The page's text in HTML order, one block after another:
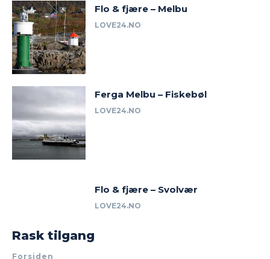
Flo & fjære – Melbu
LOVE24.NO
Ferga Melbu – Fiskebøl
LOVE24.NO
Flo & fjære – Svolvær
LOVE24.NO
Rask tilgang
Forsiden